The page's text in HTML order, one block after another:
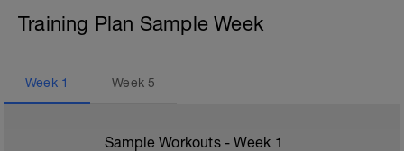
Training Plan Sample Week
Week 1 Week5
Sample Workouts - Week 1